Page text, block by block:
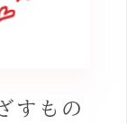
すもの